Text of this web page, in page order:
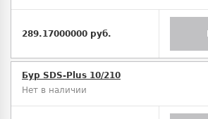
289.17000000 руб.
Бур SDS-Plus 10/210
Нет в наличии